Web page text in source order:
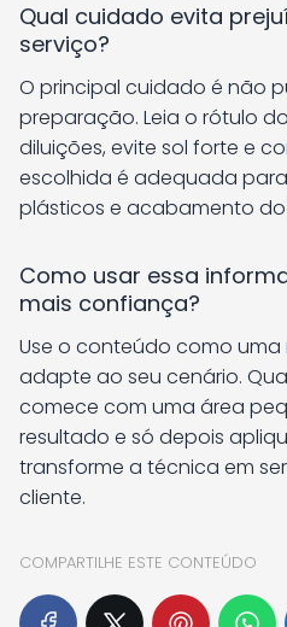
Qual cuidado evita
serviço?
O principal cuidado é não
preparação. Leia o rótulo
diluições, evite sol forte e
escolhida é adequada
plásticos e acabamento
Como usar essa
mais confiança?
Use o conteúdo como uma
adapte ao seu cenário.
comece com uma área
resultado e só depois
transforme a técnica em
cliente.
COMPARTILHE ESTE CONTEÚDO